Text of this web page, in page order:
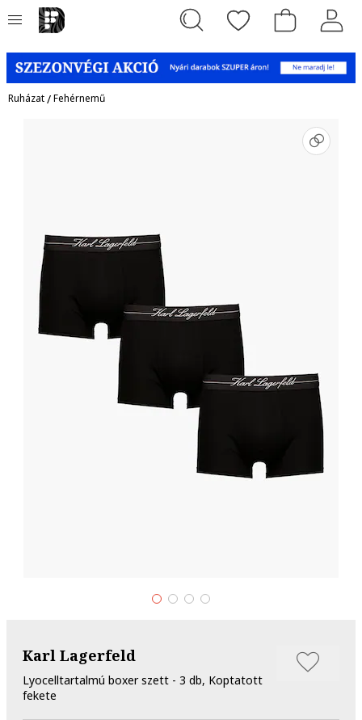
Ruházat/Fehérnemű
Karl Lagerfeld
Lyocelltartalmú boxer szett - 3 db, Koptatott
fekete